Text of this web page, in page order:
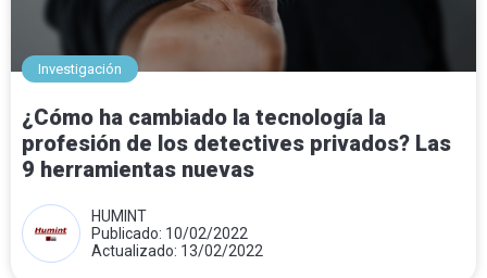
Investigación
¿Cómo ha cambiado la tecnología la
profesión de los detectives privados? Las
9 herramientas nuevas
HUMINT
Publicado: 10/02/2022
Actualizado: 13/02/2022